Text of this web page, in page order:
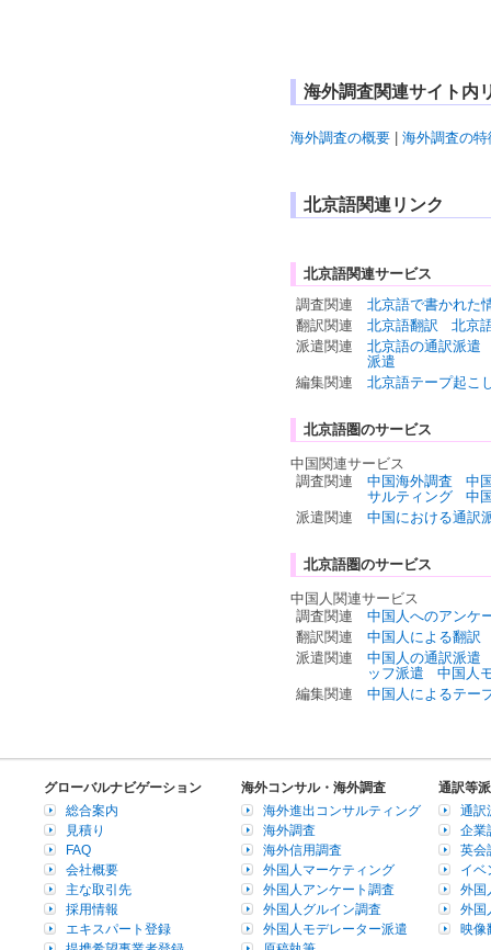
海外調査関連サイト内
海外調査の概要 海外調査の特
北京語関連リンク
北京語関連サービス
調査関連
北京語で書かれた
翻訳関連
北京語翻訳
北京
派遣関連
北京語の通訳派遣
派遣
編集関連
北京語テープ起こ
北京語圏のサービス
中国関連サービス
調査関連
中国海外調査
中
サルティング
中
派遣関連
中国における通訳
北京語圏のサービス
中国人関連サービス
調査関連
中国人へのアンケ
翻訳関連
中国人による翻訳
派遣関連
中国人の通訳派遣
ッフ派遣
中国人
編集関連
中国人によるテー
グローバルナビゲーション
総合案内
見積り
FAQ
会社概要
主な取引先
採用情報
エキスパート登録
海外コンサル・海外調査
海外進出コンサルティング
海外調査
海外信用調査
外国人マーケティング
外国人アンケート調査
外国人グルイン調査
外国人モデレーター派遣
通訳等
通訳
企業
英会
イベ
外国
外国
映像